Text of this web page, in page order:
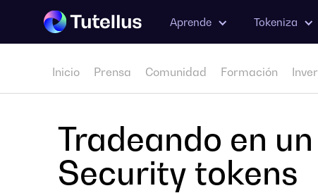
Aprende Tokeniza
Inicio Prensa Comunidad Formación
Tradeando en
Security tokens